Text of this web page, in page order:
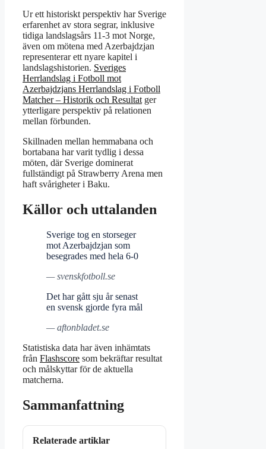
Ur ett historiskt perspektiv har Sverige
erfarenhet av stora segrar, inklusive
tidiga landslagsårs 11-3 mot Norge,
även om mötena med Azerbajdzjan
representerar ett nyare kapitel i
landslagshistorien. Sveriges
Herrlandslag i Fotboll mot
Azerbajdzjans Herrlandslag i Fotboll
Matcher – Historik och Resultat ger
ytterligare perspektiv på relationen
mellan förbunden.
Skillnaden mellan hemmabana och
bortabana har varit tydlig i dessa
möten, där Sverige dominerat
fullständigt på Strawberry Arena men
haft svårigheter i Baku.
Källor och uttalanden
Sverige tog en storseger
mot Azerbajdzjan som
besegrades med hela 6-0
— svenskfotboll.se
Det har gått sju år senast
en svensk gjorde fyra mål
— aftonbladet.se
Statistiska data har även inhämtats
från Flashscore som bekräftar resultat
och målskyttar för de aktuella
matcherna.
Sammanfattning
Relaterade artiklar